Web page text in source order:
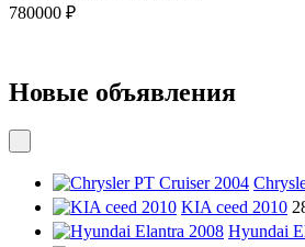
780000 ₽
Новые объявления
KIA ceed 2010
Hyundai